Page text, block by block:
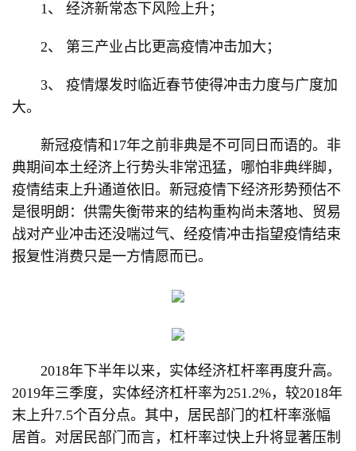
1、 经济新常态下风险上升；
2、 第三产业占比更高疫情冲击加大；
3、 疫情爆发时临近春节使得冲击力度与广度加
大。
新冠疫情和17年之前非典是不可同日而语的。非
典期间本土经济上行势头非常迅猛，哪怕非典绊脚，
疫情结束上升通道依旧。新冠疫情下经济形势预估不
是很明朗：供需失衡带来的结构重构尚未落地、贸易
战对产业冲击还没喘过气、经疫情冲击指望疫情结束
报复性消费只是一方情愿而已。
2018年下半年以来，实体经济杠杆率再度升高。
2019年三季度，实体经济杠杆率为251.2%，较2018年
末上升7.5个百分点。其中，居民部门的杠杆率涨幅
居首。对居民部门而言，杠杆率过快上升将显著压制